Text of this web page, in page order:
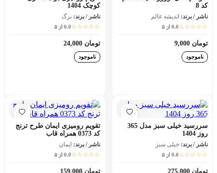
کد 8
ناشر / برند: اندیشه عالم
☆☆☆☆☆0.0 از ۵
تومان 9,000
ناموجود
کوچک 1404
ناشر / برند: برگ
☆☆☆☆☆0.0 از ۵
تومان 24,000
ناموجود
سررسید خیلی سبز مدل 365
روز 1404
ناشر / برند: خیلی سبز
☆☆☆☆☆0.0 از ۵
تومان 275,000
تقویم رومیزی ایمان طرح ترنج
کد 0373 همراه قاب
ناشر / برند: ایمان
☆☆☆☆☆0.0 از ۵
تومان 159,000